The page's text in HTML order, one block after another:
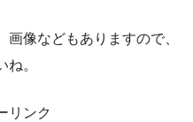
像などもありますので、
。
リンク